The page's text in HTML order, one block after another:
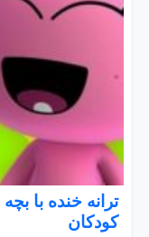
ترانه خنده با
کودکان